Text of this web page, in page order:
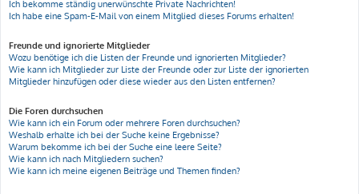
Ich bekomme ständig unerwünschte Private Nachrichten!
Ich habe eine Spam-E-Mail von einem Mitglied dieses Forums erhalten!
Freunde und ignorierte Mitglieder
Wozu benötige ich die Listen der Freunde und ignorierten Mitglieder?
Wie kann ich Mitglieder zur Liste der Freunde oder zur Liste der ignorierten
Mitglieder hinzufügen oder diese wieder aus den Listen entfernen?
Die Foren durchsuchen
Wie kann ich ein Forum oder mehrere Foren durchsuchen?
Weshalb erhalte ich bei der Suche keine Ergebnisse?
Warum bekomme ich bei der Suche eine leere Seite?
Wie kann ich nach Mitgliedern suchen?
Wie kann ich meine eigenen Beiträge und Themen finden?